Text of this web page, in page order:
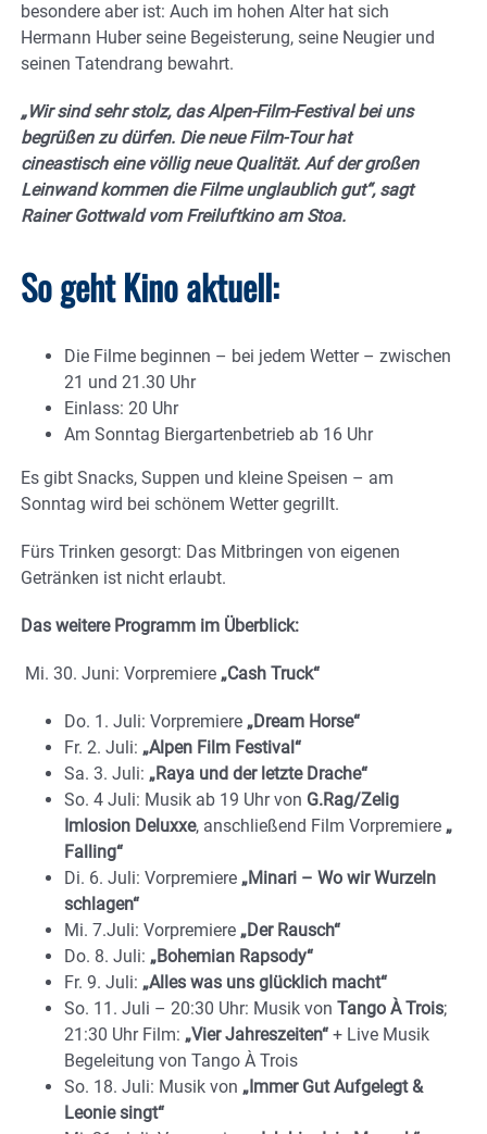
besondere aber ist: Auch im hohen Alter hat sich
Hermann Huber seine Begeisterung, seine Neugier und
seinen Tatendrang bewahrt.
„Wir sind sehr stolz, das Alpen-Film-Festival bei uns
begrüßen zu dürfen. Die neue Film-Tour hat
cineastisch eine völlig neue Qualität. Auf der großen
Leinwand kommen die Filme unglaublich gut“, sagt
Rainer Gottwald vom Freiluftkino am Stoa.
So geht Kino aktuell:
Die Filme beginnen – bei jedem Wetter – zwischen
21 und 21.30 Uhr
Einlass: 20 Uhr
Am Sonntag Biergartenbetrieb ab 16 Uhr
Es gibt Snacks, Suppen und kleine Speisen – am
Sonntag wird bei schönem Wetter gegrillt.
Fürs Trinken gesorgt: Das Mitbringen von eigenen
Getränken ist nicht erlaubt.
Das weitere Programm im Überblick:
Mi. 30. Juni: Vorpremiere „Cash Truck“
Do. 1. Juli: Vorpremiere „Dream Horse“
Fr. 2. Juli: „Alpen Film Festival“
Sa. 3. Juli: „Raya und der letzte Drache“
So. 4 Juli: Musik ab 19 Uhr von G.Rag/Zelig
Imlosion Deluxxe, anschließend Film Vorpremiere „
Falling“
Di. 6. Juli: Vorpremiere „Minari – Wo wir Wurzeln
schlagen“
Mi. 7.Juli: Vorpremiere „Der Rausch“
Do. 8. Juli: „Bohemian Rapsody“
Fr. 9. Juli: „Alles was uns glücklich macht“
So. 11. Juli – 20:30 Uhr: Musik von Tango À Trois;
21:30 Uhr Film: „Vier Jahreszeiten“ + Live Musik
Begeleitung von Tango À Trois
So. 18. Juli: Musik von „Immer Gut Aufgelegt &
Leonie singt“